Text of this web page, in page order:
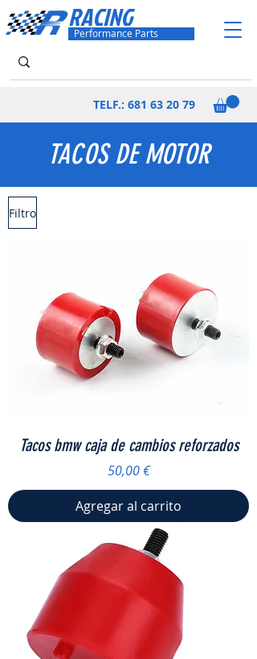
TELF.: 681 63 20 79
RACING
Performance Parts
TACOS DE MOTOR
Filtro
Tacos bmw caja de cambios reforzados
Precio
50,00 €
Agregar al carrito